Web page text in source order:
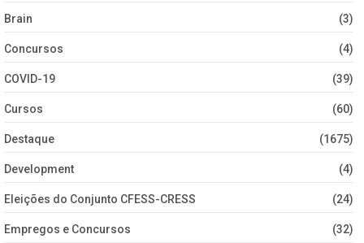
Brain (3)
Concursos (4)
COVID-19 (39)
Cursos (60)
Destaque (1675)
Development (4)
Eleições do Conjunto CFESS-CRESS (24)
Empregos e Concursos (32)